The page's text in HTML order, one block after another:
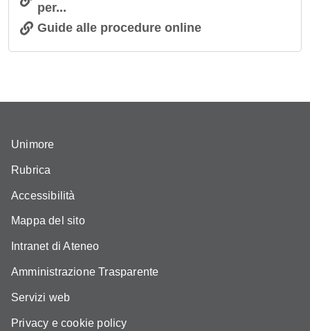
per...
Guide alle procedure online
Unimore
Rubrica
Accessibilità
Mappa del sito
Intranet di Ateneo
Amministrazione Trasparente
Servizi web
Privacy e cookie policy